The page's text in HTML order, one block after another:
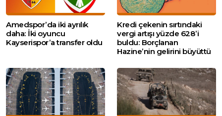
Amedspor’da iki ayrılık
daha: İki oyuncu
Kayserispor’a transfer oldu
Kredi çekenin sırtındaki
vergi artışı yüzde 628’i
buldu: Borçlanan
Hazine’nin gelirini büyüttü